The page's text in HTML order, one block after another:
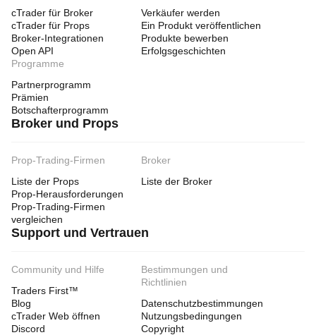
cTrader für Broker
cTrader für Props
Broker-Integrationen
Open API
Verkäufer werden
Ein Produkt veröffentlichen
Produkte bewerben
Erfolgsgeschichten
Programme
Partnerprogramm
Prämien
Botschafterprogramm
Broker und Props
Prop-Trading-Firmen
Liste der Props
Prop-Herausforderungen
Prop-Trading-Firmen
vergleichen
Broker
Liste der Broker
Support und Vertrauen
Community und Hilfe
Traders First™
Blog
cTrader Web öffnen
Discord
Bestimmungen und
Richtlinien
Datenschutzbestimmungen
Nutzungsbedingungen
Copyright